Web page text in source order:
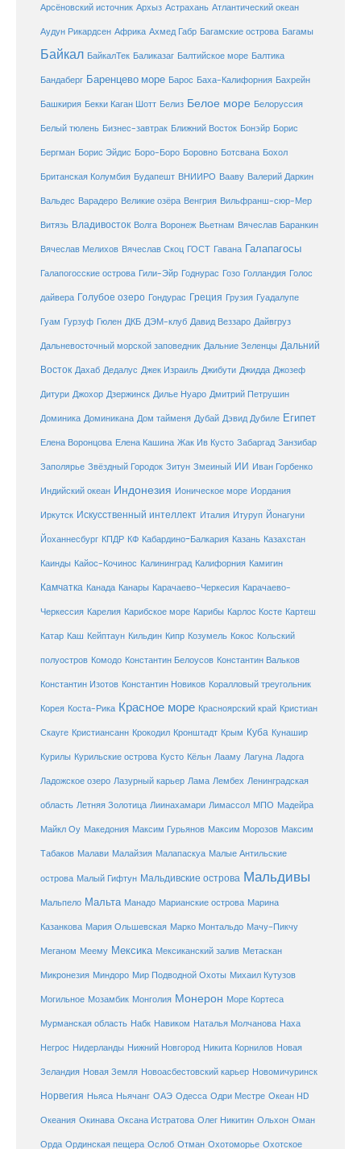
Арсёновский источник Архыз Астрахань Атлантический океан
Аудун Рикардсен Африка Ахмед Габр Багамские острова Багамы
Байкал БайкалТек Баликазаг Балтийское море Балтика
Бандаберг Баренцево море Барос Баха-Калифорния Бахрейн
Башкирия Бекки Каган Шотт Белиз Белое море Белоруссия
Белый тюлень Бизнес-завтрак Ближний Восток Бонэйр Борис
Бергман Борис Эйдис Боро-Боро Боровно Ботсвана Бохол
Британская Колумбия Будапешт ВНИИРО Вааву Валерий Даркин
Вальдес Варадеро Великие озёра Венгрия Вильфранш-сюр-Мер
Витязь Владивосток Волга Воронеж Вьетнам Вячеслав Баранкин
Вячеслав Мелихов Вячеслав Скоц ГОСТ Гавана Галапагосы
Галапогосские острова Гили-Эйр Годнурас Гозо Голландия Голос
дайвера Голубое озеро Гондурас Греция Грузия Гуадалупе
Гуам Гурзуф Гюлен ДКБ ДЭМ-клуб Давид Веззаро Дайвгруз
Дальневосточный морской заповедник Дальние Зеленцы Дальний
Восток Дахаб Дедалус Джек Израиль Джибути Джидда Джозеф
Дитури Джохор Дзержинск Дилье Нуаро Дмитрий Петрушин
Доминика Доминикана Дом тайменя Дубай Дэвид Дубиле Египет
Елена Воронцова Елена Кашина Жак Ив Кусто Забаргад Занзибар
Заполярье Звёздный Городок Зитун Змеиный ИИ Иван Горбенко
Индийский океан Индонезия Ионическое море Иордания
Иркутск Искусственный интеллект Италия Итуруп Йонагуни
Йоханнесбург КПДР КФ Кабардино-Балкария Казань Казахстан
Каинды Кайос-Кочинос Калининград Калифорния Камигин
Камчатка Канада Канары Карачаево-Черкесия Карачаево-
Черкессия Карелия Карибское море Карибы Карлос Косте Картеш
Катар Каш Кейптаун Кильдин Кипр Козумель Кокос Кольский
полуостров Комодо Константин Белоусов Константин Вальков
Константин Изотов Константин Новиков Коралловый треугольник
Корея Коста-Рика Красное море Красноярский край Кристиан
Скауге Кристиансанн Крокодил Кронштадт Крым Куба Кунашир
Курилы Курильские острова Кусто Кёльн Лааму Лагуна Ладога
Ладожское озеро Лазурный карьер Лама Лембех Ленинградская
область Летняя Золотица Лиинахамари Лимассол МПО Мадейра
Майкл Оу Македония Максим Гурьянов Максим Морозов Максим
Табаков Малави Малайзия Малапаскуа Малые Антильские
острова Малый Гифтун Мальдивские острова Мальдивы
Мальпело Мальта Манадо Марианские острова Марина
Казанкова Мария Ольшевская Марко Монтальдо Мачу-Пикчу
Меганом Меему Мексика Мексиканский залив Метаскан
Микронезия Миндоро Мир Подводной Охоты Михаил Кутузов
Могильное Мозамбик Монголия Монерон Море Кортеса
Мурманская область Набк Навиком Наталья Молчанова Наха
Негрос Нидерланды Нижний Новгород Никита Корнилов Новая
Зеландия Новая Земля Новоасбестовский карьер Новомичуринск
Норвегия Ньяса Ньячанг ОАЭ Одесса Одри Местре Океан HD
Океания Окинава Оксана Истратова Олег Никитин Ольхон Оман
Орда Ординская пещера Ослоб Отман Охотоморье Охотское